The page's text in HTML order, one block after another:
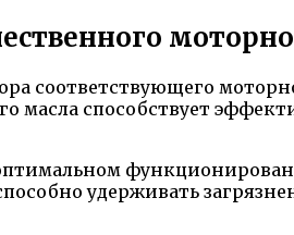
соответствующего
способствует
удерживать